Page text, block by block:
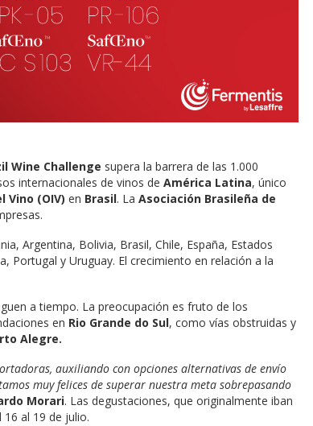
Wine Challenge supera la barrera de las 1.000
internacionales de vinos de América Latina, único
Vino (OIV) en Brasil. La Asociación Brasileña de
Argentina, Bolivia, Brasil, Chile, España, Estados
Portugal y Uruguay. El crecimiento en relación a la
a tiempo. La preocupación es fruto de los
en Rio Grande do Sul, como vías obstruidas y
Alegre.
auxiliando con opciones alternativas de envío
muy felices de superar nuestra meta sobrepasando
Morari. Las degustaciones, que originalmente iban
al 19 de julio.